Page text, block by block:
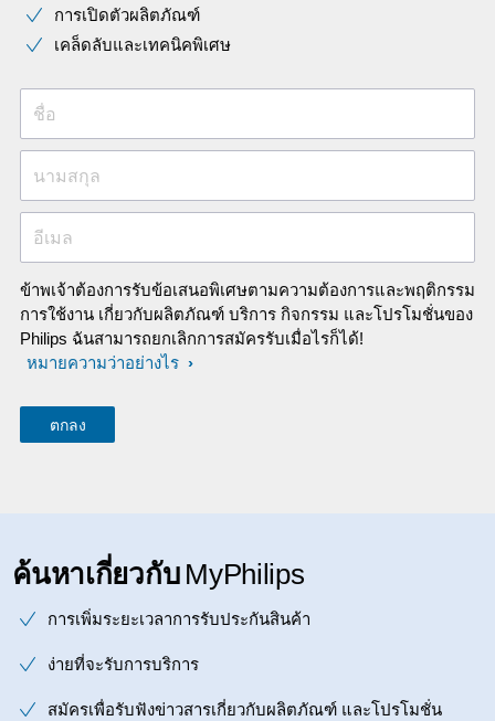
การเปิดตัวผลิตภัณฑ์
เคล็ดลับและเทคนิคพิเศษ
ชื่อ
นามสกุล
อีเมล
ข้าพเจ้าต้องการรับข้อเสนอพิเศษตามความต้องการและพฤติกรรม
การใช้งาน เกี่ยวกับผลิตภัณฑ์ บริการ กิจกรรม และโปรโมชั่นของ
Philips ฉันสามารถยกเลิกการสมัครรับเมื่อไรก็ได้!
หมายความว่าอย่างไร
ค้นหาเกี่ยวกับ MyPhilips
การเพิ่มระยะเวลาการรับประกันสินค้า
ง่ายที่จะรับการบริการ
สมัครเพื่อรับฟังข่าวสารเกี่ยวกับผลิตภัณฑ์ และโปรโมชั่น